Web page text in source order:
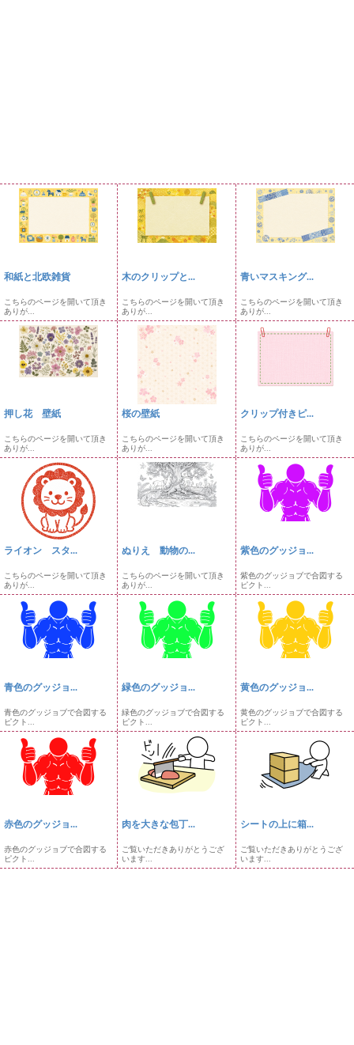
和紙と北欧雑貨
こちらのページを開いて頂き
ありが...
木のクリップと...
こちらのページを開いて頂き
ありが...
青いマスキング...
こちらのページを開いて頂き
ありが...
押し花 壁紙
こちらのページを開いて頂き
ありが...
桜の壁紙
こちらのページを開いて頂き
ありが...
クリップ付きピ...
こちらのページを開いて頂き
ありが...
ライオン スタ...
こちらのページを開いて頂き
ありが...
ぬりえ 動物の...
こちらのページを開いて頂き
ありが...
紫色のグッジョ...
紫色のグッジョブで合図する
ピクト...
青色のグッジョ...
青色のグッジョブで合図する
ピクト...
緑色のグッジョ...
緑色のグッジョブで合図する
ピクト...
黄色のグッジョ...
黄色のグッジョブで合図する
ピクト...
赤色のグッジョ...
赤色のグッジョブで合図する
ピクト...
肉を大きな包丁...
ご覧いただきありがとうござ
います...
シートの上に箱...
ご覧いただきありがとうござ
います...